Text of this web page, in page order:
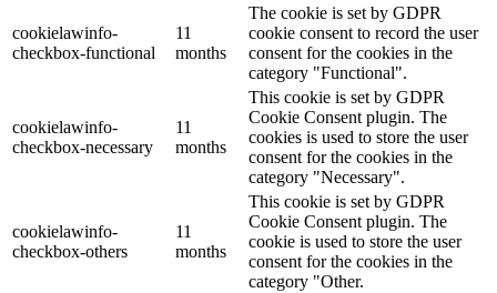
cookielawinfo-
checkbox-functional
11
months
The cookie is set by GDPR
cookie consent to record the user
consent for the cookies in the
category "Functional".
cookielawinfo-
checkbox-necessary
11
months
This cookie is set by GDPR
Cookie Consent plugin. The
cookies is used to store the user
consent for the cookies in the
category "Necessary".
cookielawinfo-
checkbox-others
11
months
This cookie is set by GDPR
Cookie Consent plugin. The
cookie is used to store the user
consent for the cookies in the
category "Other.